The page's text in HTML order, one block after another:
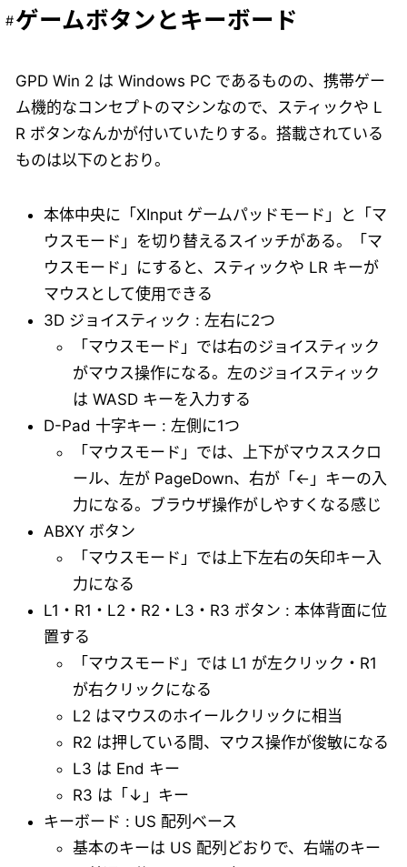
ゲームボタンとキーボード
GPD Win 2 は Windows PC であるものの、携帯ゲー
ム機的なコンセプトのマシンなので、スティックや L
R ボタンなんかが付いていたりする。搭載されている
ものは以下のとおり。
本体中央に「XInput ゲームパッドモード」と「マ
ウスモード」を切り替えるスイッチがある。「マ
ウスモード」にすると、スティックや LR キーが
マウスとして使用できる
3D ジョイスティック : 左右に2つ
「マウスモード」では右のジョイスティック
がマウス操作になる。左のジョイスティック
は WASD キーを入力する
D-Pad 十字キー : 左側に1つ
「マウスモード」では、上下がマウススクロ
ール、左が PageDown、右が「←」キーの入
力になる。ブラウザ操作がしやすくなる感じ
ABXY ボタン
「マウスモード」では上下左右の矢印キー入
力になる
L1・R1・L2・R2・L3・R3 ボタン : 本体背面に位
置する
「マウスモード」では L1 が左クリック・R1
が右クリックになる
L2 はマウスのホイールクリックに相当
R2 は押している間、マウス操作が俊敏になる
L3 は End キー
R3 は「↓」キー
キーボード : US 配列ベース
基本のキーは US 配列どおりで、右端のキー